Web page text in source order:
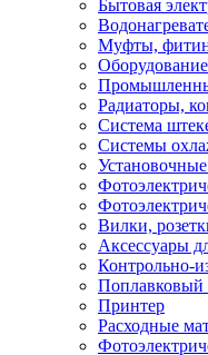
Бытовая
Муфты,
Радиаторы,
Система
Системы
Вилки,
Аксессуары
Контрольно-
Поплавковый
Принтер
Расходные